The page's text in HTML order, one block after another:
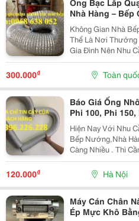
Ống Bạc Lắp
Nhà Hàng – Bếp
Không Gian Nhà
Thể Là Nơi
Gia Đình Nên Nhu
Yếu. Để Có Một Không Gian Bếp Thông Thoáng
&Ndash; Không
Phải Lắp...
300.000₫ Toàn
Báo Giá Ống
Phi 100, Phi
Nóng, Chịu
Hiện Nay Với Nhu
Bếp Nướng,Nhà
Càng Nhiều . Thì
Nhiệt Chịu Được
Là Sự Lựa Chọn
Được...
120.000₫ Hà Nội
Máy Cán Chân
Ép Mực Khô